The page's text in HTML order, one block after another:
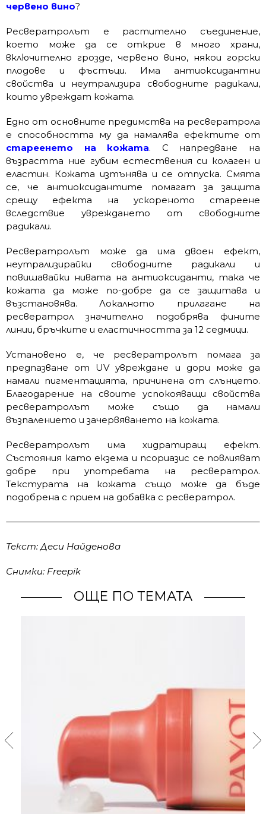
червено вино?
Ресвератролът е растително съединение,
което може да се открие в много храни,
включително грозде, червено вино, някои горски
плодове и фъстъци. Има антиоксидантни
свойства и неутрализира свободните радикали,
които увреждат кожата.
Едно от основните предимства на ресвератрола
е способността му да намалява ефектите от
стареенето на кожата. С напредване на
възрастта ние губим естествения си колаген и
еластин. Кожата изтънява и се отпуска. Смята
се, че антиоксидантите помагат за защита
срещу ефекта на ускореното стареене
вследствие увреждането от свободните
радикали.
Ресвератролът може да има двоен ефект,
неутрализирайки свободните радикали и
повишавайки нивата на антиоксиданти, така че
кожата да може по-добре да се защитава и
възстановява. Локалното прилагане на
ресвератрол значително подобрява фините
линии, бръчките и еластичността за 12 седмици.
Установено е, че ресвератролът помага за
предпазване от UV увреждане и дори може да
намали пигментацията, причинена от слънцето.
Благодарение на своите успокояващи свойства
ресвератролът може също да намали
възпалението и зачервяването на кожата.
Ресвератролът има хидратиращ ефект.
Състояния като екзема и псориазис се повлияват
добре при употребата на ресвератрол.
Текстурата на кожата също може да бъде
подобрена с прием на добавка с ресвератрол.
Текст: Деси Найденова
Снимки: Freepik
ОЩЕ ПО ТЕМАТА